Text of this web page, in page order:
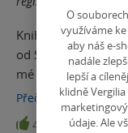
Knihu jsem četla
od Sparkse, kterou
mé oblíbené
krásné.
Přečíst více
49
O
využíváme
aby náš e-
nadále
lepší a
klidně
údaje. Ale